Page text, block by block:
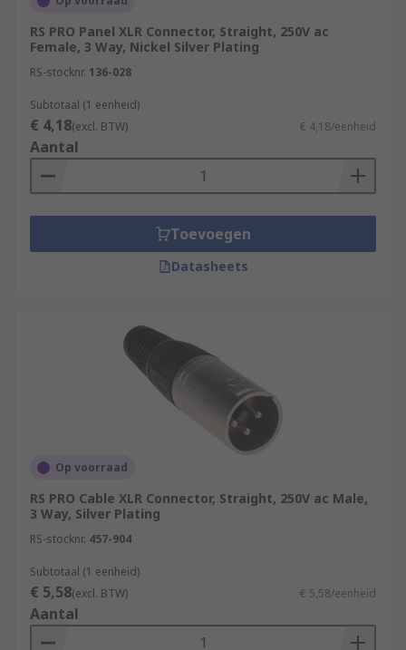
higher pin counts can allow for a greater number
of signals being transferred through the cable
for applications such as controlling multi-
function lighting system.
RS PRO Panel XLR Connector, Straight, 250V ac
Female, 3 Way, Nickel Silver Plating
RS-stocknr. 136-028
Subtotaal (1 eenheid)
€ 4,18(excl. BTW) € 4,18/eenheid
Aantal
Toevoegen
Datasheets
Op voorraad
RS PRO Cable XLR Connector, Straight, 250V ac Male,
3 Way, Silver Plating
RS-stocknr. 457-904
Subtotaal (1 eenheid)
€ 5,58(excl. BTW) € 5,58/eenheid
Aantal